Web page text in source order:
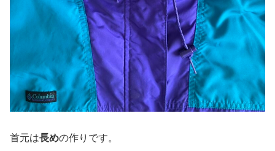
首元は長めの作りです。